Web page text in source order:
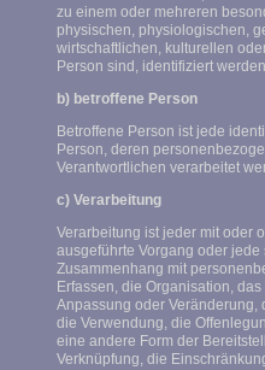
zu einem oder mehreren
physischen, physiologischen,
wirtschaftlichen, kulturellen
Person sind, identifiziert
b) betroffene Person
Betroffene Person ist jede
Person, deren
Verantwortlichen verarbeitet
c) Verarbeitung
Verarbeitung ist jeder mit oder
ausgeführte Vorgang oder
Zusammenhang mit
Erfassen, die Organisation,
Anpassung oder Veränderung,
die Verwendung, die
eine andere Form der
Verknüpfung, die